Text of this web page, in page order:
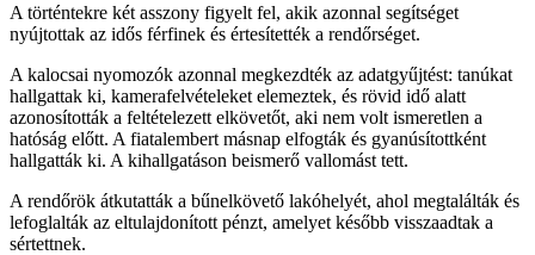
A történtekre két asszony figyelt fel, akik azonnal segítséget
nyújtottak az idős férfinek és értesítették a rendőrséget.
A kalocsai nyomozók azonnal megkezdték az adatgyűjtést: tanúkat
hallgattak ki, kamerafelvételeket elemeztek, és rövid idő alatt
azonosították a feltételezett elkövetőt, aki nem volt ismeretlen a
hatóság előtt. A fiatalembert másnap elfogták és gyanúsítottként
hallgatták ki. A kihallgatáson beismerő vallomást tett.
A rendőrök átkutatták a bűnelkövető lakóhelyét, ahol megtalálták és
lefoglalták az eltulajdonított pénzt, amelyet később visszaadtak a
sértettnek.